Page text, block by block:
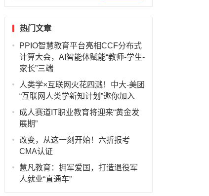
热门文章
PPIO智慧教育平台亮相CCF分布式
计算大会，AI智能体赋能“教师-学生-
家长”三端
人类学×互联网火花四溅！中大-美团
“互联网人类学新知计划”邀你加入
成人赛道IT职业教育将迎来“黄金发
展期”
改变，从这一刻开始！六折报考
CMA认证
慧凡教育：拥军爱国，打造退役军
人就业“直通车”